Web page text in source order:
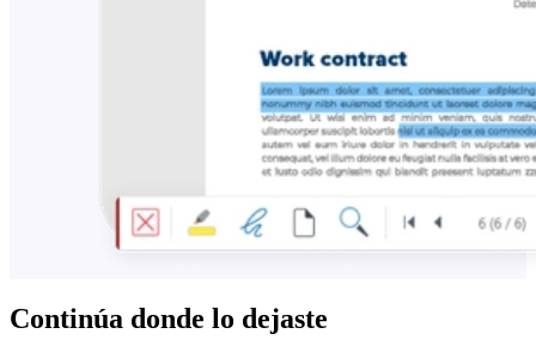
Continúa donde lo dejaste